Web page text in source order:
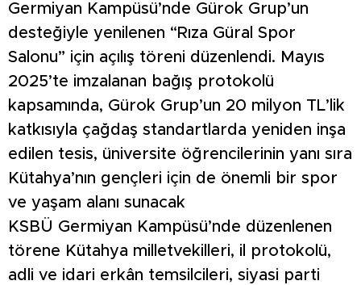
Germiyan Kampüsü’nde Gürok Grup’un
desteğiyle yenilenen “Rıza Güral Spor
Salonu” için açılış töreni düzenlendi. Mayıs
2025’te imzalanan bağış protokolü
kapsamında, Gürok Grup’un 20 milyon TL’lik
katkısıyla çağdaş standartlarda yeniden inşa
edilen tesis, üniversite öğrencilerinin yanı sıra
Kütahya’nın gençleri için de önemli bir spor
ve yaşam alanı sunacak
KSBÜ Germiyan Kampüsü’nde düzenlenen
törene Kütahya milletvekilleri, il protokolü,
adli ve idari erkân temsilcileri, siyasi parti